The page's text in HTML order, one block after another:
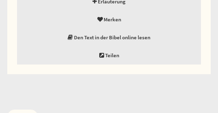
Merken
Den Text in der Bibel online lesen
Teilen